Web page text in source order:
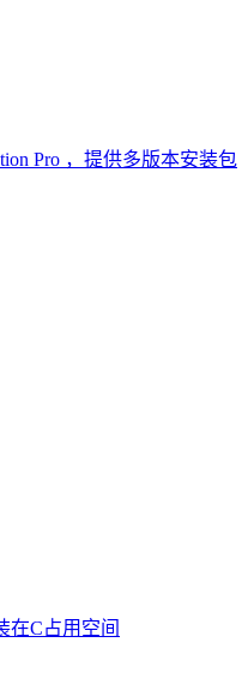
Pro ，提供多版本安装包
在C占用空间